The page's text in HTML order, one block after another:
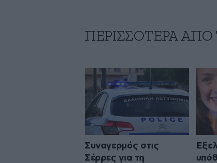
ΠΕΡΙΣΣΟΤΕΡΑ
Συναγερμός στις
Σέρρες για τη